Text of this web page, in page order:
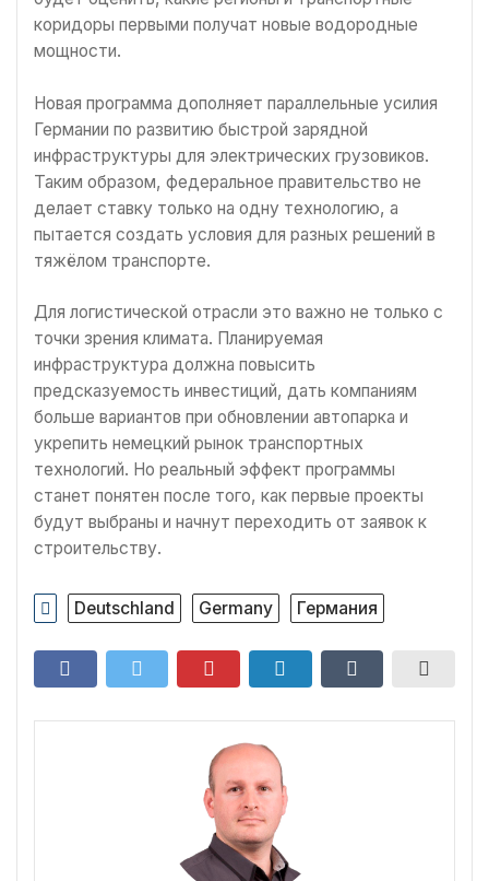
коридоры первыми получат новые водородные
мощности.
Новая программа дополняет параллельные усилия
Германии по развитию быстрой зарядной
инфраструктуры для электрических грузовиков.
Таким образом, федеральное правительство не
делает ставку только на одну технологию, а
пытается создать условия для разных решений в
тяжёлом транспорте.
Для логистической отрасли это важно не только с
точки зрения климата. Планируемая
инфраструктура должна повысить
предсказуемость инвестиций, дать компаниям
больше вариантов при обновлении автопарка и
укрепить немецкий рынок транспортных
технологий. Но реальный эффект программы
станет понятен после того, как первые проекты
будут выбраны и начнут переходить от заявок к
строительству.
Deutschland Germany Германия